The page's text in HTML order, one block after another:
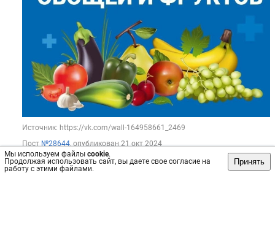
Мы используем файлы cookie.
Продолжая использовать сайт, вы даете свое согласие на
работу с этими файлами.
Принять
Источник: https://vk.com/wall-164958661_2469
Пост№28644, опубликован21 окт 2024
Сохранить интересно не интересно